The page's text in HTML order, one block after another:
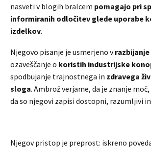
nasveti v blogih bralcem pomagajo pri
informiranih odločitev glede uporabe
izdelkov.
Njegovo pisanje je usmerjeno v
ozaveščanje o koristih industrijske
spodbujanje trajnostnega in zdravega
sloga. Ambrož verjame, da je znanje
da so njegovi zapisi dostopni, razumljivi
Njegov pristop je preprost: iskreno